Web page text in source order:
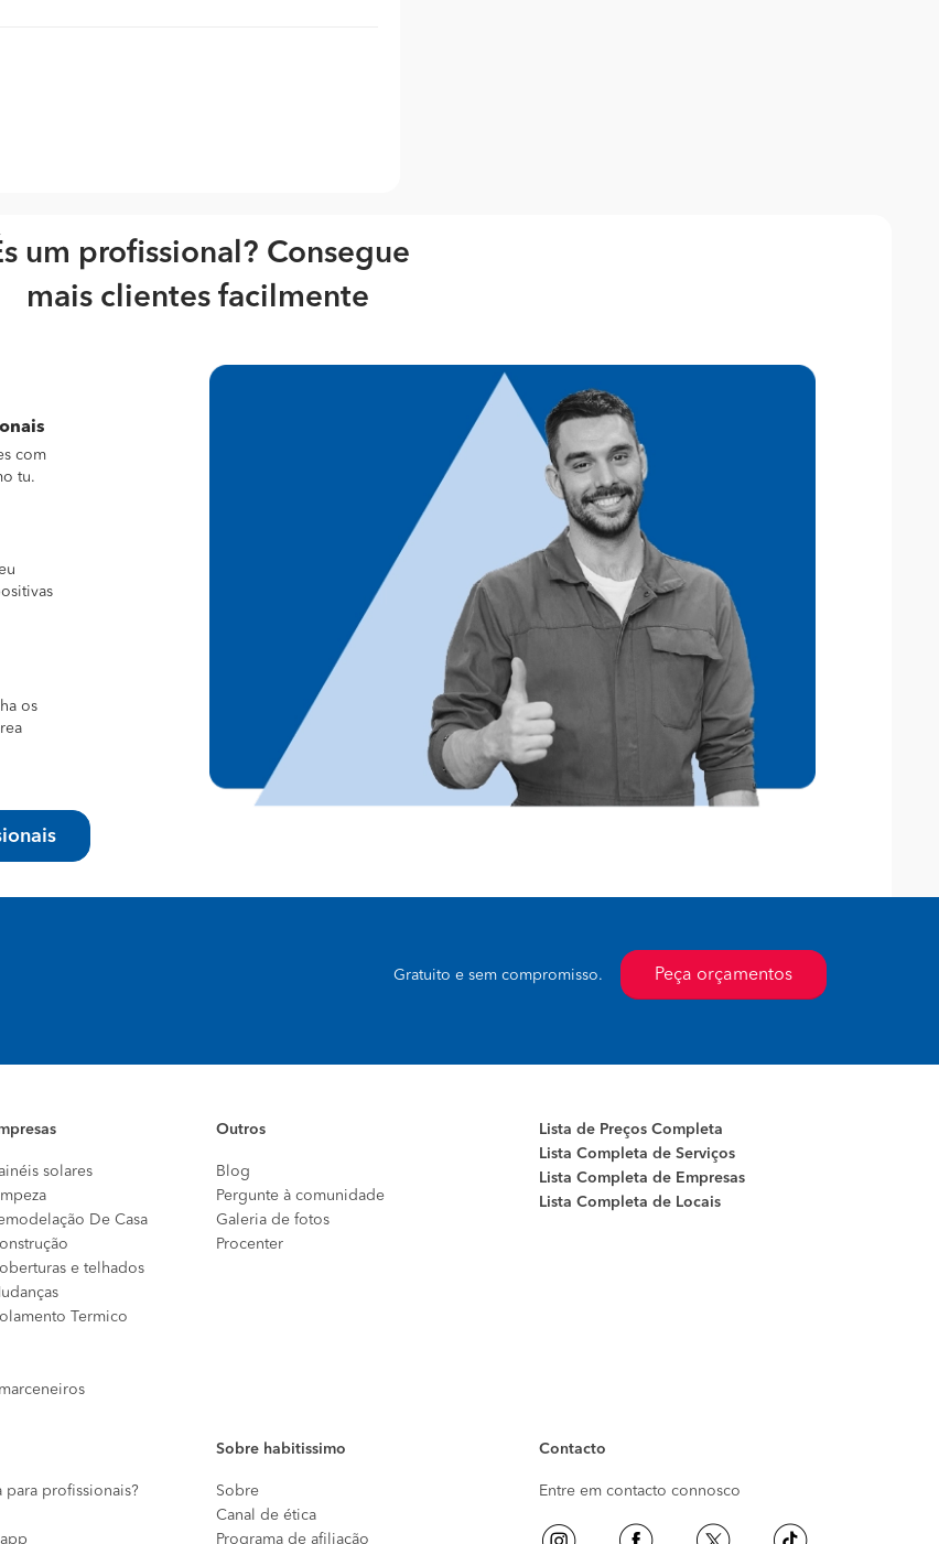
um profissional? Consegue
mais clientes facilmente
com
tu.
os
Peça orçamentos
Gratuito e sem compromisso.
solares
De Casa
e telhados
Termico
Outros
Blog
Pergunte à comunidade
Galeria de fotos
Procenter
Lista de Preços Completa
Lista Completa de Serviços
Lista Completa de Empresas
Lista Completa de Locais
profissionais?
Sobre habitissimo
Sobre
Canal de ética
Programa de afiliação
Contacto
Entre em contacto connosco